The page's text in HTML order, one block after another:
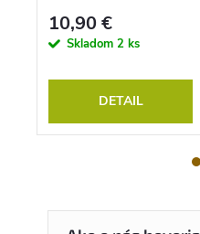
10,90 €
Skladom 2 ks
DETAIL